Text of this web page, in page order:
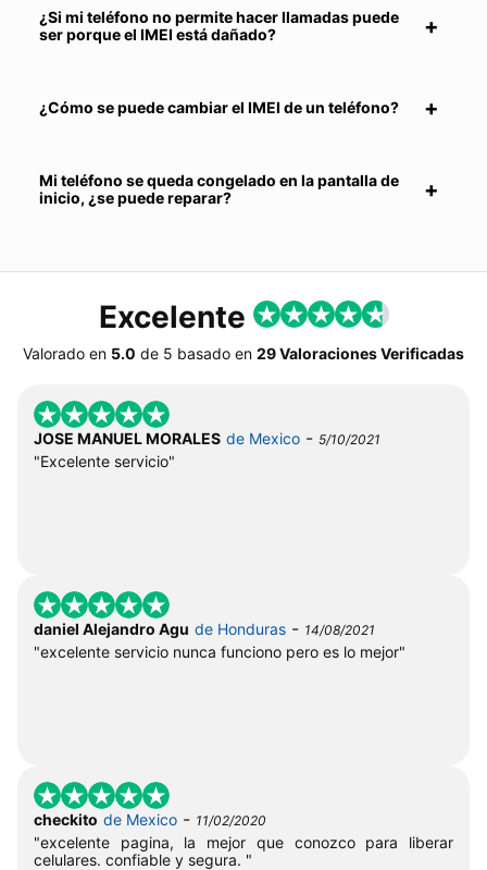
¿Si mi teléfono no permite hacer llamadas puede
ser porque el IMEI está dañado?
¿Cómo se puede cambiar el IMEI de un teléfono?
Mi teléfono se queda congelado en la pantalla de
inicio, ¿se puede reparar?
Excelente
Valorado en 5.0 de 5 basado en 29 Valoraciones Verificadas
JOSE MANUEL MORALES de Mexico - 5/10/2021
"Excelente servicio"
daniel Alejandro Agu de Honduras - 14/08/2021
"excelente servicio nunca funciono pero es lo mejor"
checkito de Mexico - 11/02/2020
"excelente pagina, la mejor que conozco para liberar
celulares. confiable y segura. "